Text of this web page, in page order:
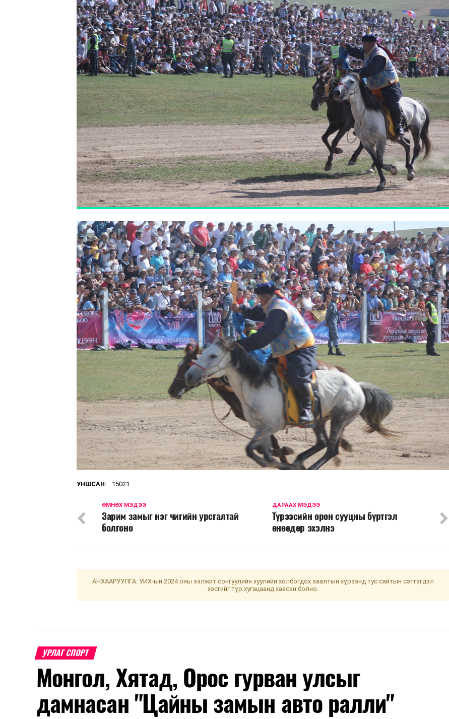
УНШСАН: 15021
ДАРААХ МЭДЭЭ
Түрээсийн орон сууцны бүртгэл
өнөөдөр эхэлнэ
ӨМНӨХ МЭДЭЭ
Зарим замыг нэг чигийн урсгалтай
болгоно
АНХААРУУЛГА: УИХ-ын 2024 оны ээлжит сонгуулийн хуулийн холбогдох заалтын хүрээнд тус сайтын сэтгэгдэл
хэсгийг түр хугацаанд хаасан болно.
УРЛАГ СПОРТ
Монгол, Хятад, Орос гурван улсыг
дамнасан "Цайны замын авто ралли"